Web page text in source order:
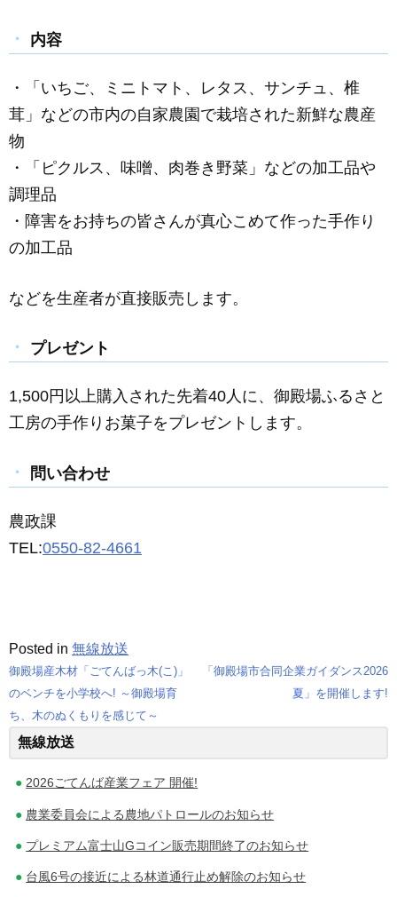
内容
・「いちご、ミニトマト、レタス、サンチュ、椎
茸」などの市内の自家農園で栽培された新鮮な農産
物
・「ピクルス、味噌、肉巻き野菜」などの加工品や
調理品
・障害をお持ちの皆さんが真心こめて作った手作り
の加工品
などを生産者が直接販売します。
プレゼント
1,500円以上購入された先着40人に、御殿場ふるさと
工房の手作りお菓子をプレゼントします。
問い合わせ
農政課
TEL:0550-82-4661
Posted in 無線放送
投
稿
ナ
ビ
御殿場産木材「ごてんばっ木(こ)」
のベンチを小学校へ! ～御殿場育
ち、木のぬくもりを感じて～
「御殿場市合同企業ガイダンス2026
夏」を開催します!
無線放送
2026ごてんば産業フェア 開催!
農業委員会による農地パトロールのお知らせ
プレミアム富士山Gコイン販売期間終了のお知らせ
台風6号の接近による林道通行止め解除のお知らせ